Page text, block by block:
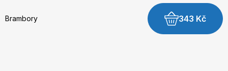
Brambory 343 Kč
© 2003-2026 BurdaMedia Extra s.r.o.